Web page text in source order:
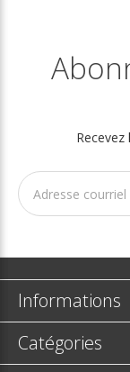
Informations
Catégories